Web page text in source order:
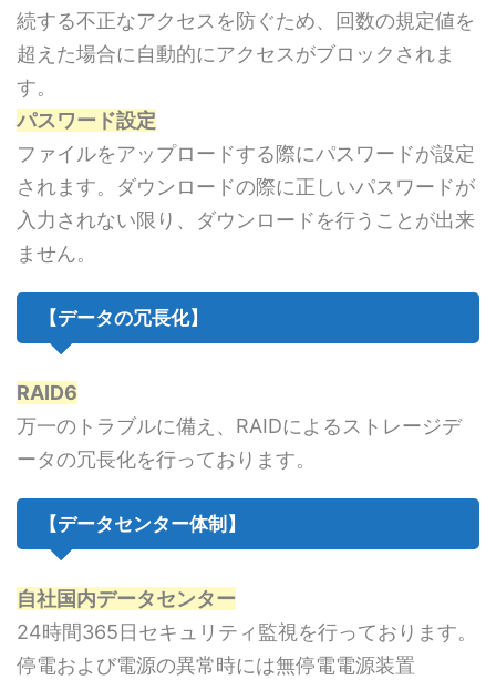
続する不正なアクセスを防ぐため、回数の規定値を
超えた場合に自動的にアクセスがブロックされま
す。
パスワード設定
ファイルをアップロードする際にパスワードが設定
されます。ダウンロードの際に正しいパスワードが
入力されない限り、ダウンロードを行うことが出来
ません。
【データの冗長化】
RAID6
万一のトラブルに備え、RAIDによるストレージデ
ータの冗長化を行っております。
【データセンター体制】
自社国内データセンター
24時間365日セキュリティ監視を行っております。
停電および電源の異常時には無停電電源装置